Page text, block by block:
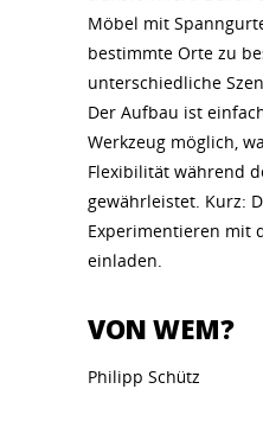
Möbel mit
bestimmte Orte zu
unterschiedliche
Der Aufbau ist
Werkzeug möglich,
Flexibilität während
gewährleistet. Kurz:
Experimentieren mit
einladen.
VON WEM?
Philipp Schütz